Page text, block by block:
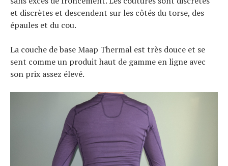
et discrètes et descendent sur les côtés du torse, des
épaules et du cou.
La couche de base Maap Thermal est très douce et se
sent comme un produit haut de gamme en ligne avec
son prix assez élevé.